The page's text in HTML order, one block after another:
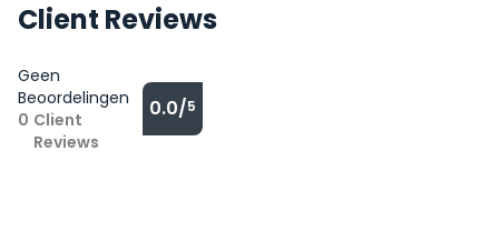
Client Reviews
Geen
Beoordelingen
0 Client
Reviews
0.0/5